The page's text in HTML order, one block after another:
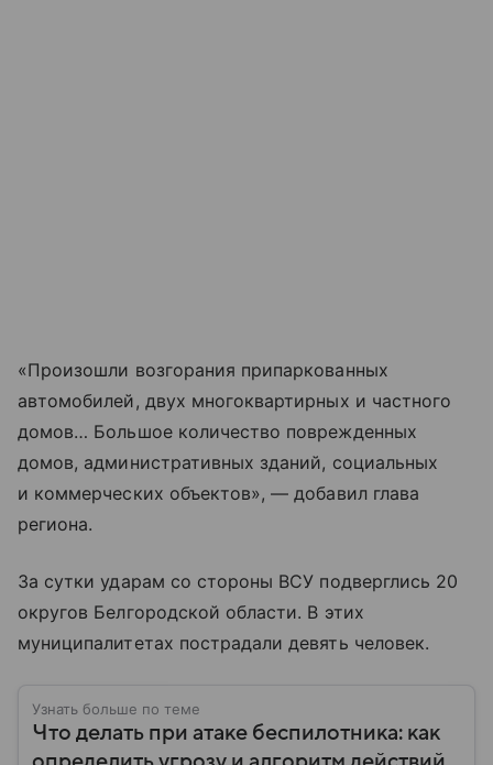
«Произошли возгорания припаркованных
автомобилей, двух многоквартирных и частного
домов… Большое количество поврежденных
домов, административных зданий, социальных
и коммерческих объектов», — добавил глава
региона.
За сутки ударам со стороны ВСУ подверглись 20
округов Белгородской области. В этих
муниципалитетах пострадали девять человек.
Узнать больше по теме
Что делать при атаке беспилотника: как